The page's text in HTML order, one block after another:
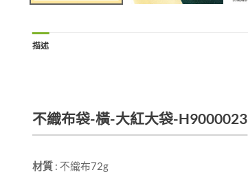
描述
不織布袋-橫-大紅大袋-H9000023
材質 : 不織布72g